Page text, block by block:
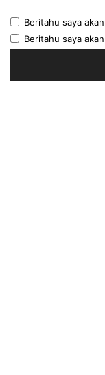
Beritahu saya
Beritahu saya